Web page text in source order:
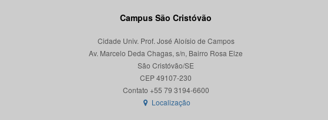
Campus São Cristóvão
Cidade Univ. Prof. José Aloísio de Campos
Av. Marcelo Deda Chagas, s/n, Bairro Rosa Elze
São Cristóvão/SE
CEP 49107-230
Localização